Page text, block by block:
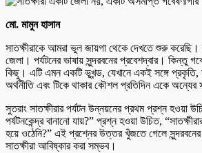
মো. মামুন হাসান
সাতক্ষীরাকে আমরা ভুল জায়গা থেকে দেখতে শুরু করেছি।
জেলা। পর্যটনের ভাষায় সুন্দরবনের প্রবেশদ্বার। কিন্তু
কিছু। এটি এমন একটি ভূখন্ড, যেখানে একই সঙ্গে প্রকৃতি,
অর্থনীতি এবং টিকে থাকার কৌশল প্রতিদিন একে অন্যের
সুতরাং সাতক্ষীরার পর্যটন উন্নয়নের প্রথম প্রশ্ন হওয়া
পর্যটনকেন্দ্র বানানো যায়?” প্রশ্ন হওয়া উচিত,
হয়ে ওঠেনি?” এই প্রশ্নের উত্তর খুঁজতে গেলে
সাতক্ষীরা আবিষ্কার করা সম্ভব।